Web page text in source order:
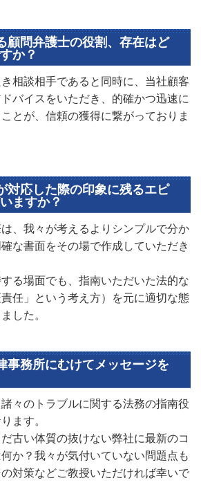
顧問弁護士の役割、存在はど
か？
相談相手であると同時に、当社顧客
バイスをいただき、的確かつ迅速に
とが、信頼の獲得に繋がっておりま
対応した際の印象に残るエピ
ますか？
、我々が考えるよりシンプルで分か
な書面をその場で作成していただき
る場面でも、指南いただいた法的な
任」という考え方）を元に適切な態
した。
事務所にむけてメッセージを
々のトラブルに関する法務の指南役
ます。
古い体質の抜けない弊社に最新のコ
か？我々が気付いていない問題点も
対策などご教授いただければ幸いで